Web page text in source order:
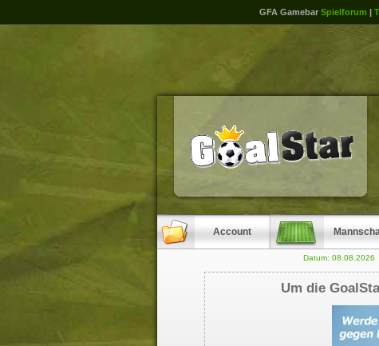
GFA Gamebar Spielforum |
Account
Datum:
Um die